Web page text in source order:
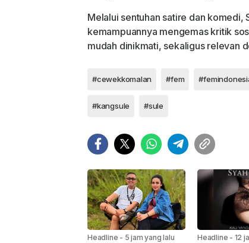
Melalui sentuhan satire dan komedi,
kemampuannya mengemas kritik
mudah dinikmati, sekaligus relevan
#cewekkomalan #fem
#kangsule #sule
Headline - 5 jam yang lalu Headline - 12